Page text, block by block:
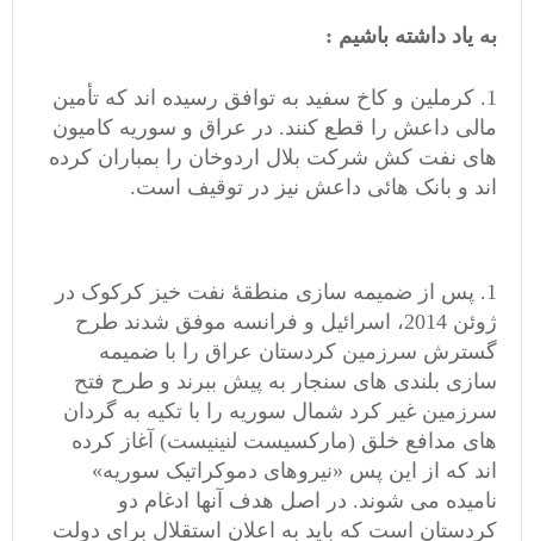
به یاد داشته باشیم :
کرملین و کاخ سفید به توافق رسیده اند که تأمین
مالی داعش را قطع کنند. در عراق و سوریه کامیون
های نفت کش شرکت بلال اردوخان را بمباران کرده
اند و بانک هائی داعش نیز در توقیف است.
پس از ضمیمه سازی منطقۀ نفت خیز کرکوک در
ژوئن 2014، اسرائیل و فرانسه موفق شدند طرح
گسترش سرزمین کردستان عراق را با ضمیمه
سازی بلندی های سنجار به پیش ببرند و طرح فتح
سرزمین غیر کرد شمال سوریه را با تکیه به گردان
های مدافع خلق (مارکسیست لنینیست) آغاز کرده
اند که از این پس «نیروهای دموکراتیک سوریه»
نامیده می شوند. در اصل هدف آنها ادغام دو
کردستان است که باید به اعلان استقلال برای دولت